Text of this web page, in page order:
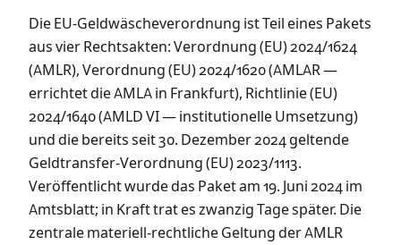
Die EU-Geldwäscheverordnung ist Teil eines Pakets
aus vier Rechtsakten: Verordnung (EU) 2024/1624
(AMLR), Verordnung (EU) 2024/1620 (AMLAR —
errichtet die AMLA in Frankfurt), Richtlinie (EU)
2024/1640 (AMLD VI — institutionelle Umsetzung)
und die bereits seit 30. Dezember 2024 geltende
Geldtransfer-Verordnung (EU) 2023/1113.
Veröffentlicht wurde das Paket am 19. Juni 2024 im
Amtsblatt; in Kraft trat es zwanzig Tage später. Die
zentrale materiell-rechtliche Geltung der AMLR